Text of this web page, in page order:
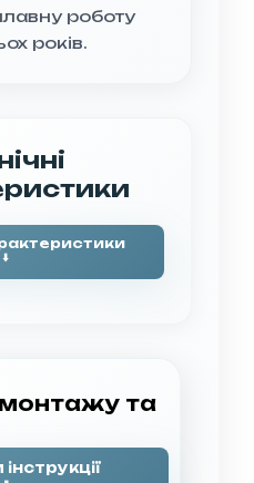
роботу
років.
⬇️
DECO OLD
Змішувач для
монтажу та